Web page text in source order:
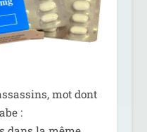
mot dont
: